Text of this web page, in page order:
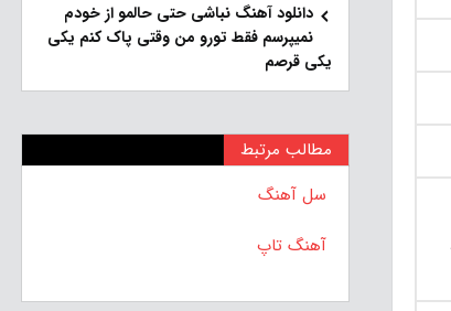
دانلود آهنگ نباشی حتی حالمو از خودم
نمیپرسم فقط تورو من وقتی پاک کنم یکی
یکی قرصم
مطالب مرتبط
سل آهنگ
آهنگ تاپ